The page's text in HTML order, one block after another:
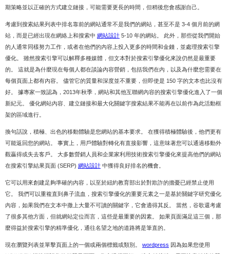
期策略並以正確的方式建立鏈接，可能需要更長的時間，但稍後您會感謝自己。
考慮到搜索結果列表中排名靠前的網站通常不是我們的網站，甚至不是 3-4 個月前的網
站，而是已經出現在網絡上和搜索中 網站設計 5-10 年的網站。 此外，那些從我們開始
的人通常同樣努力工作，或者在他們的內容上投入更多的時間和金錢，並處理搜索引擎
優化。 雖然搜索引擎可以解釋多種媒體，但文本對於搜索引擎優化來說仍然是最重要
的。 這就是為什麼現在每個人都在談論內容營銷，包括我們在內，以及為什麼您需要在
每個頁面上都有內容。 儘管它的質量和深度並不重要，但即使是 150 字的文本也比沒有
好。 據專家一致認為，2013年秋季，網站和其他互聯網內容的搜索引擎優化進入了一個
新紀元。 優化網站內容、建立鏈接和最大化關鍵字搜索結果不能再在以前作為此活動框
架的區域進行。
換句話說，積極、出色的移動體驗是您網站的基本要求。 在獲得積極體驗後，他們更有
可能返回您的網站。 事實上，用戶體驗對轉化有直接影響，這意味著您可以通過移動外
觀贏得或失去客戶。 大多數營銷人員和企業家利用技術搜索引擎優化來提高他們的網站
在搜索引擎結果頁面 (SERP) 網站設計 中獲得良好排名的機會。
它可以用來創建足夠準確的內容，以至於紐約教育部出於對欺詐的擔憂已經禁止使用
它。 我們可以重複直到鼻子流血，搜索引擎優化的重要元素之一是基於關鍵字研究優化
內容，如果我們在文本中撒上大量不可讀的關鍵字，它會適得其反。 當然，谷歌還考慮
了很多其他方面，但就網站定位而言，這些是最重要的因素。 如果頁面滿足這三個，那
麼得益於搜索引擎的精準優化，通往名望之地的道路將是筆直的。
現在瀏覽列表並單擊頁面上的一個或兩個標籤或類別。 wordpress 因為如果您使用